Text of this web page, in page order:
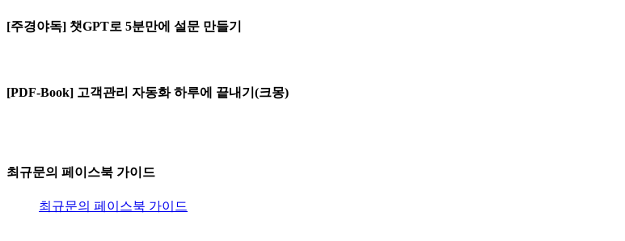
[주경야독] 챗GPT로 5분만에 설문 만들기
[PDF-Book] 고객관리 자동화 하루에 끝내기(크몽)
최규문의 페이스북 가이드
최규문의 페이스북 가이드